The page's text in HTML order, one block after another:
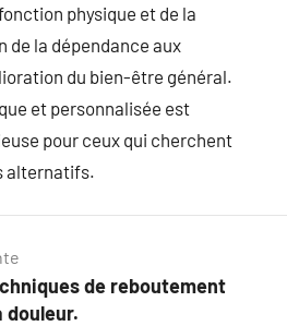
physique et de la
la dépendance aux
du bien-être général.
et personnalisée est
pour ceux qui cherchent
alternatifs.
de reboutement
douleur.